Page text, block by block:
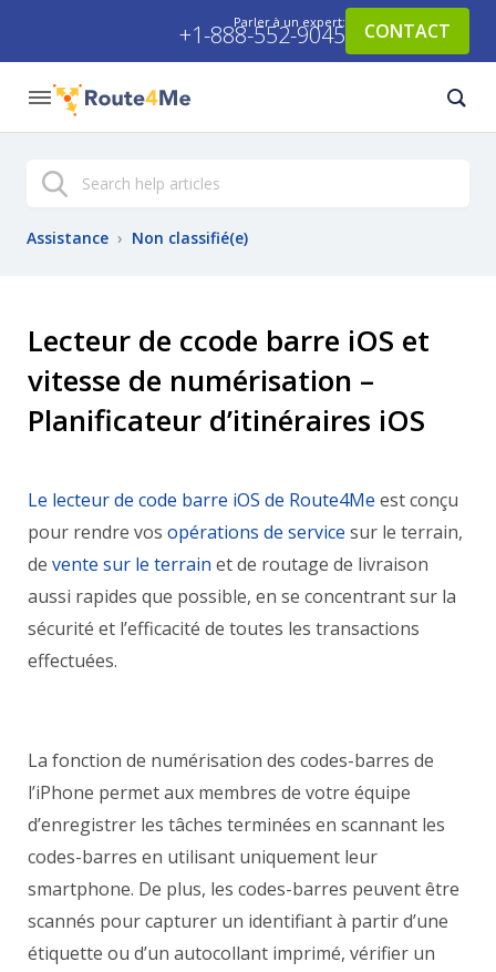
Parler à un expert:
+1-888-552-9045 CONTACT
Recherche
Assistance › Non classifié(e)
Lecteur de ccode barre iOS et
vitesse de numérisation –
Planificateur d’itinéraires iOS
Le lecteur de code barre iOS de Route4Me est conçu
pour rendre vos opérations de service sur le terrain,
de vente sur le terrain et de routage de livraison
aussi rapides que possible, en se concentrant sur la
sécurité et l’efficacité de toutes les transactions
effectuées.
La fonction de numérisation des codes-barres de
l’iPhone permet aux membres de votre équipe
d’enregistrer les tâches terminées en scannant les
codes-barres en utilisant uniquement leur
smartphone. De plus, les codes-barres peuvent être
scannés pour capturer un identifiant à partir d’une
étiquette ou d’un autocollant imprimé, vérifier un